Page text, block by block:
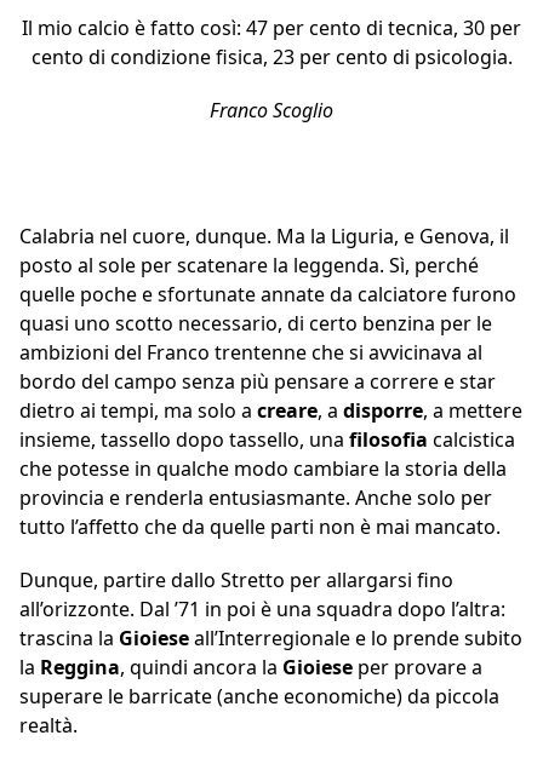
Il mio calcio è fatto così: 47 per cento di tecnica, 30 per
cento di condizione fisica, 23 per cento di psicologia.
Franco Scoglio
Calabria nel cuore, dunque. Ma la Liguria, e Genova, il
posto al sole per scatenare la leggenda. Sì, perché
quelle poche e sfortunate annate da calciatore furono
quasi uno scotto necessario, di certo benzina per le
ambizioni del Franco trentenne che si avvicinava al
bordo del campo senza più pensare a correre e star
dietro ai tempi, ma solo a creare, a disporre, a mettere
insieme, tassello dopo tassello, una filosofia calcistica
che potesse in qualche modo cambiare la storia della
provincia e renderla entusiasmante. Anche solo per
tutto l’affetto che da quelle parti non è mai mancato.
Dunque, partire dallo Stretto per allargarsi fino
all’orizzonte. Dal ’71 in poi è una squadra dopo l’altra:
trascina la Gioieseall’Interregionale e lo prende subito
la Reggina, quindi ancora la Gioiese per provare a
superare le barricate (anche economiche) da piccola
realtà.